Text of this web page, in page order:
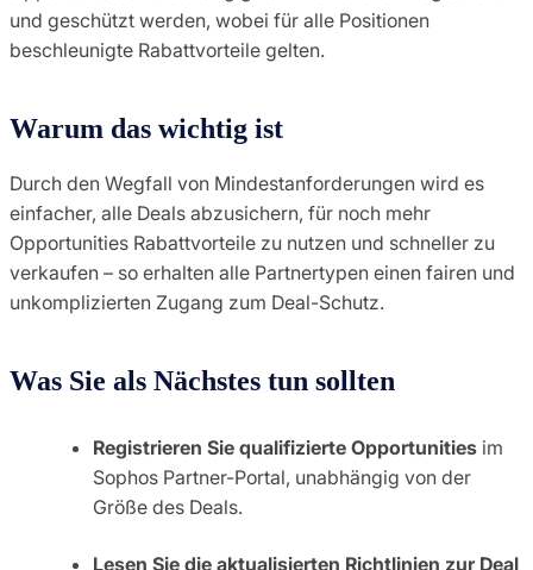
und geschützt werden, wobei für alle Positionen
beschleunigte Rabattvorteile gelten.
Warum das wichtig ist
Durch den Wegfall von Mindestanforderungen wird es
einfacher, alle Deals abzusichern, für noch mehr
Opportunities Rabattvorteile zu nutzen und schneller zu
verkaufen – so erhalten alle Partnertypen einen fairen und
unkomplizierten Zugang zum Deal-Schutz.
Was Sie als Nächstes tun sollten
Registrieren Sie qualifizierte Opportunities im
Sophos Partner-Portal, unabhängig von der
Größe des Deals.
Lesen Sie die aktualisierten Richtlinien zur Deal